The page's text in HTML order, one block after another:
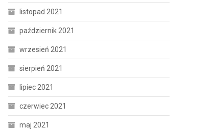
listopad 2021
październik 2021
wrzesień 2021
sierpień 2021
lipiec 2021
czerwiec 2021
maj 2021